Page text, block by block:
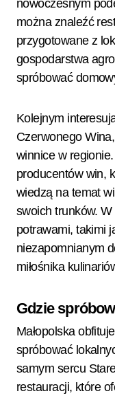
nowoczesnym
można znaleźć
przygotowane z
gospodarstwa
spróbować
Kolejnym
Czerwonego
winnice w
producentów win,
wiedzą na temat
swoich trunków. W
potrawami, takimi
niezapomnianym
miłośnika
Gdzie
Małopolska
spróbować
samym sercu
restauracji, które